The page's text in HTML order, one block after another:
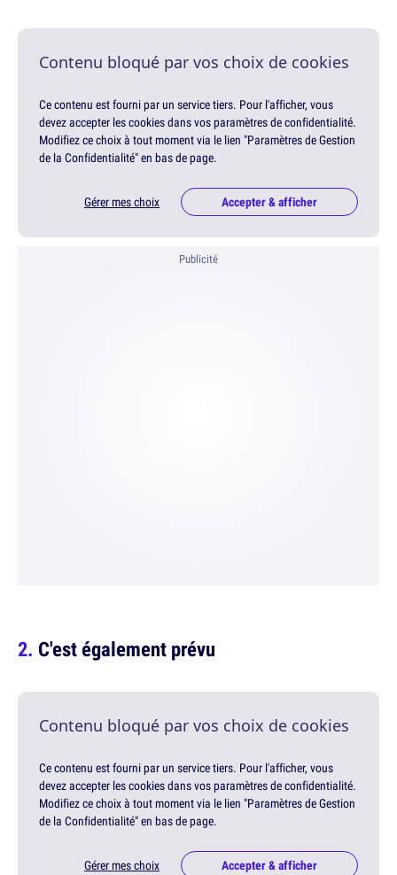
Contenu bloqué par vos choix de cookies
Ce contenu est fourni par un service tiers. Pour l'afficher, vous
devez accepter les cookies dans vos paramètres de confidentialité.
Modifiez ce choix à tout moment via le lien "Paramètres de Gestion
de la Confidentialité" en bas de page.
Gérer mes choix Accepter & afficher
Publicité
C'est également prévu
Contenu bloqué par vos choix de cookies
Ce contenu est fourni par un service tiers. Pour l'afficher, vous
devez accepter les cookies dans vos paramètres de confidentialité.
Modifiez ce choix à tout moment via le lien "Paramètres de Gestion
de la Confidentialité" en bas de page.
Gérer mes choix Accepter & afficher